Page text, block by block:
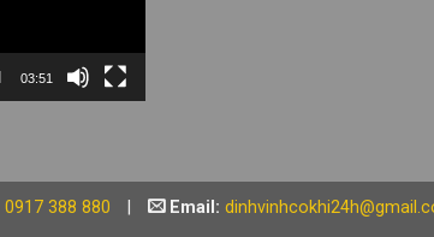
03:51
0917 388 880 Email: